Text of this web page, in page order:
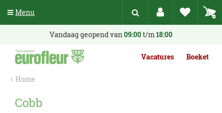
n
Home
Vandaag geopend van09:00t/m18:00
Vacatures Boeket
Cobb
Menu